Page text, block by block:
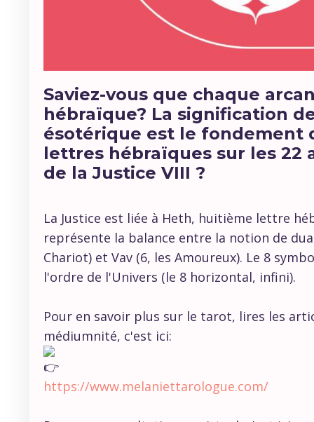
Saviez-vous que chaque
hébraïque? La signification
ésotérique est le fondement
lettres hébraïques sur les 22
de la Justice VIII ?
La Justice est liée à Heth, huitième lettre
représente la balance entre la notion de
Chariot) et Vav (6, les Amoureux). Le 8
l'ordre de l'Univers (le 8 horizontal, infini).
Pour en savoir plus sur le tarot, lires les
médiumnité, c'est ici:
https://www.melaniettarologue.com/